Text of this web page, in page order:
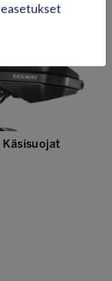
Käsisuojat